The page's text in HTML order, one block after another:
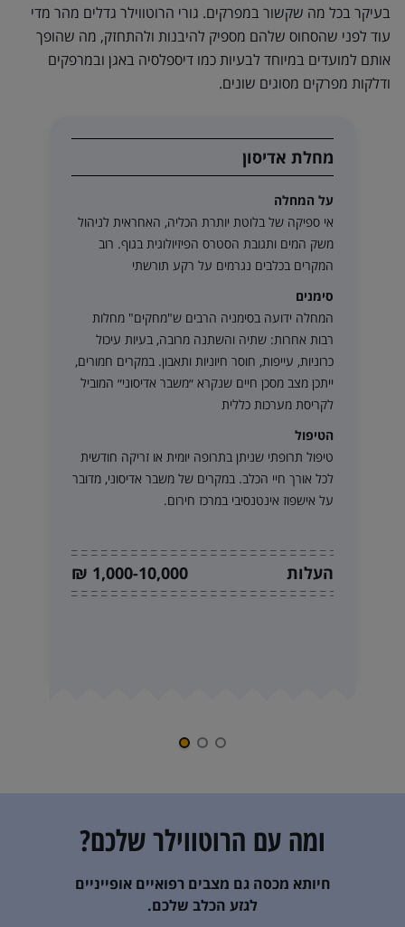
בעיקר בכל מה שקשור במפרקים. גורי הרוטווילר גדלים מהר מדי
עוד לפני שהסחוס שלהם מספיק להיבנות ולהתחזק, מה שהופך
אותם למועדים במיוחד לבעיות כמו דיספלסיה באגן ובמרפקים
ודלקות מפרקים מסוגים שונים.
מחלת אדיסון
על המחלה
אי ספיקה של בלוטת יותרת הכליה, האחראית לניהול
משק המים ותגובת הסטרס הפיזיולוגית בגוף. רוב
המקרים בכלבים נגרמים על רקע תורשתי
סימנים
המחלה ידועה בסימניה הרבים ש"מחקים" מחלות
רבות אחרות: שתיה והשתנה מרובה, בעיות עיכול
כרוניות, עייפות, חוסר חיוניות ותאבון. במקרים חמורים,
ייתכן מצב מסכן חיים שנקרא ״משבר אדיסוני״ המוביל
לקריסת מערכות כללית
הטיפול
טיפול תרופתי שניתן בתרופה יומית או זריקה חודשית
לכל אורך חיי הכלב. במקרים של משבר אדיסוני, מדובר
על אישפוז אינטנסיבי במרכז חירום.
העלות 1,000-10,000 ₪
ומה עם הרוטווילרשלכם?
חיותא מכסה גם מצבים רפואיים אופייניים
לגזע הכלב שלכם.